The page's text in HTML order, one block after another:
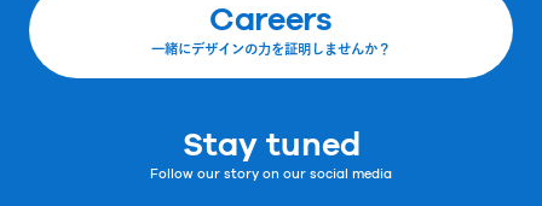
Careers
一緒にデザインの力を証明しませんか？
Stay tuned
Follow our story on our social media